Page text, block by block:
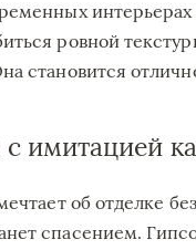
ровной
становится
имитацией
об отделке
спасением.